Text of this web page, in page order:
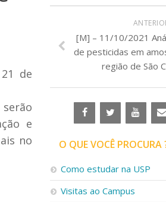
de
e
no
[M] – 11/10/2021
de pesticidas em
região de São
O QUE VOCÊ PROCURA
Como estudar na USP
Visitas ao Campus